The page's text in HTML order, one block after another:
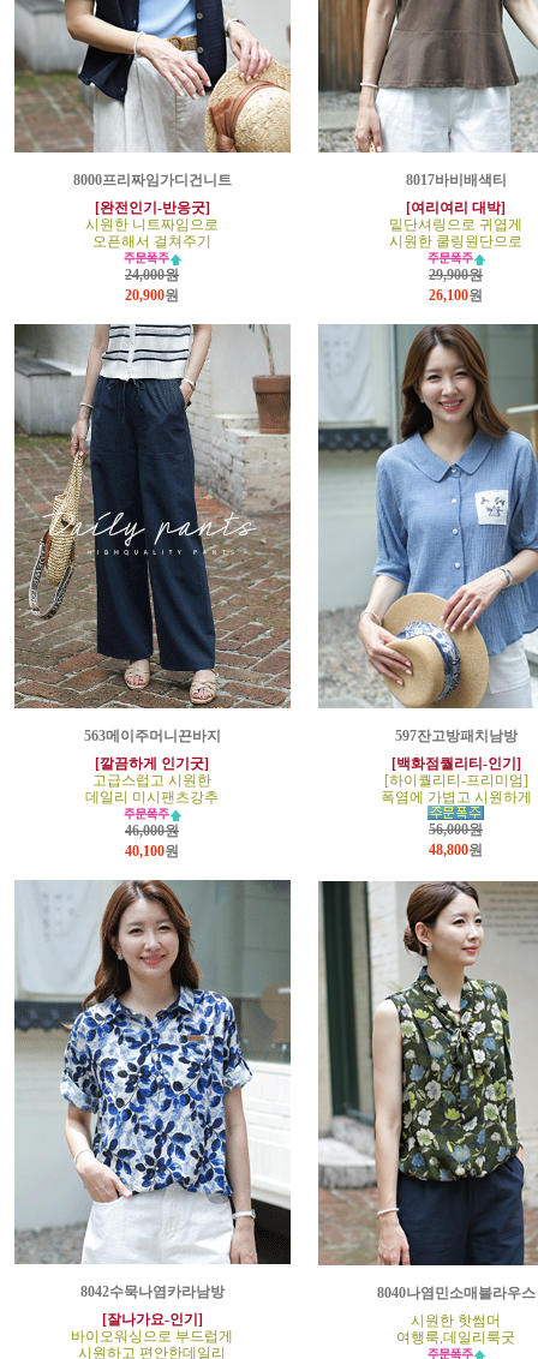
8000프리짜임가디건니트
[완전인기-반응굿]
시원한 니트짜임으로
오픈해서 걸쳐주기
24,000원
20,900원
8017바비배색티
[여리여리 대박]
밑단셔링으로 귀엽게
시원한 쿨링원단으로
29,900원
26,100원
563메이주머니끈바지
[깔끔하게 인기굿]
고급스럽고 시원한
데일리 미시팬츠강추
46,000원
40,100원
597잔고방패치남방
[백화점퀄리티-인기]
[하이퀄리티-프리미엄]
폭염에 가볍고 시원하게
56,000원
48,800원
8042수묵나염카라남방
[잘나가요-인기]
바이오워싱으로 부드럽게
시원하고 편안한데일리
8040나염민소매블라우스
시원한 핫썸머
여행룩,데일리룩굿